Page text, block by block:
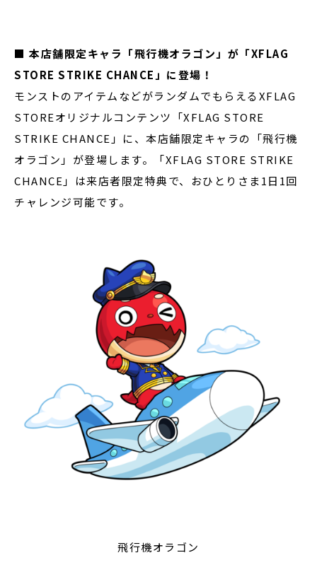
■ 本店舗限定キャラ「飛行機オラゴン」が「XFLAG
STORE STRIKE CHANCE」に登場！
モンストのアイテムなどがランダムでもらえるXFLAG
STOREオリジナルコンテンツ「XFLAG STORE
STRIKE CHANCE」に、本店舗限定キャラの「飛行機
オラゴン」が登場します。「XFLAG STORE STRIKE
CHANCE」は来店者限定特典で、おひとりさま1日1回
チャレンジ可能です。
飛行機オラゴン